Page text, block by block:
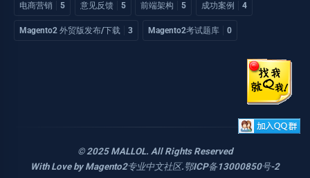
电商营销 5 意见反馈 5 前端架构 5 成功案例 4
Magento2 外贸版发布/下载 3 Magento2考试题库 0
© 2025 MALLOL. All Rights Reserved
With Love by Magento2专业中文社区.鄂ICP备13000850号-2